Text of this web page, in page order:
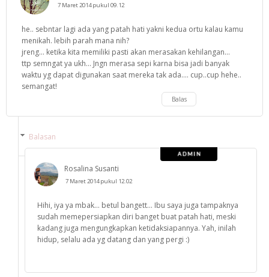
7 Maret 2014 pukul 09.12
he.. sebntar lagi ada yang patah hati yakni kedua ortu kalau kamu
menikah. lebih parah mana nih?
jreng... ketika kita memiliki pasti akan merasakan kehilangan...
ttp semngat ya ukh... Jngn merasa sepi karna bisa jadi banyak
waktu yg dapat digunakan saat mereka tak ada.... cup..cup hehe..
semangat!
Balas
Balasan
Rosalina Susanti
7 Maret 2014 pukul 12.02
Hihi, iya ya mbak... betul bangett... Ibu saya juga tampaknya
sudah memepersiapkan diri banget buat patah hati, meski
kadang juga mengungkapkan ketidaksiapannya. Yah, inilah
hidup, selalu ada yg datang dan yang pergi :)